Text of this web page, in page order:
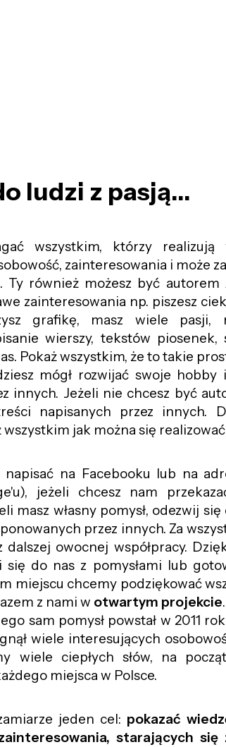
ludzi z pasją...
wszystkim, którzy realizują
zainteresowania i może
Ty również możesz być autorem
zainteresowania np. piszesz
grafikę, masz wiele pasji,
wierszy, tekstów
Pokaż wszystkim, że to takie
mógł rozwijać swoje
innych. Jeżeli nie chcesz być
napisanych przez innych.
jak można się
napisać na Facebooku lub na
jeżeli chcesz nam
masz własny pomysł, odezwij
przez innych. Za
dalszej owocnej współpracy.
się do nas z pomysłami lub
miejscu chcemy podziękować
z nami w otwartym projekcie
sam pomysł powstał w 2011
wiele interesujących
wiele ciepłych słów, na
miejsca w Polsce.
jeden cel: pokazać
starających się